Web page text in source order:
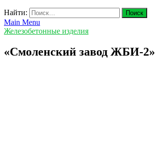
Найти:
Main Menu
Железобетонные изделия
«Смоленский завод ЖБИ-2»